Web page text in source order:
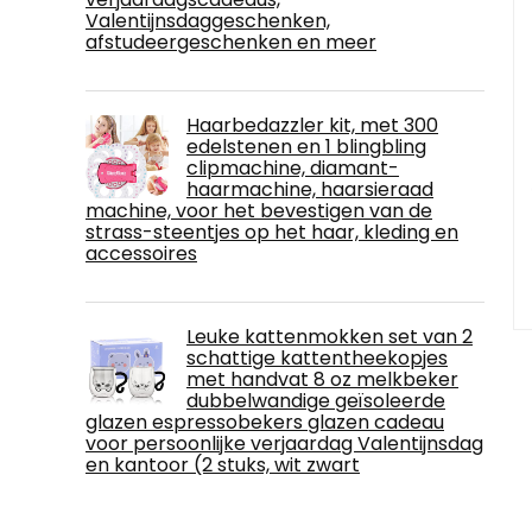
Valentijnsdaggeschenken,
afstudeergeschenken en meer
Haarbedazzler kit, met 300
edelstenen en 1 blingbling
clipmachine, diamant-
haarmachine, haarsieraad
machine, voor het bevestigen van de
strass-steentjes op het haar, kleding en
accessoires
Leuke kattenmokken set van 2
schattige kattentheekopjes
met handvat 8 oz melkbeker
dubbelwandige geïsoleerde
glazen espressobekers glazen cadeau
voor persoonlijke verjaardag Valentijnsdag
en kantoor (2 stuks, wit zwart